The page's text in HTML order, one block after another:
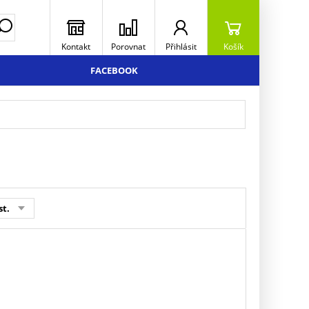
Kontakt Porovnat Přihlásit Košík
FACEBOOK